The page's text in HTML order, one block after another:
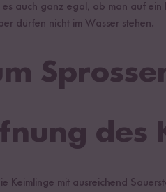
auch ganz egal, ob man auf
dürfen nicht im Wasser stehen.
des
Keimlinge mit ausreichend